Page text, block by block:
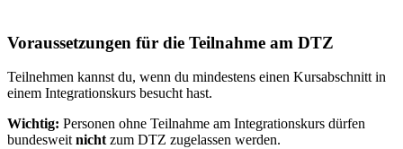
Voraussetzungen für die Teilnahme am DTZ
Teilnehmen kannst du, wenn du mindestens einen Kursabschnitt in
einem Integrationskurs besucht hast.
Wichtig: Personen ohne Teilnahme am Integrationskurs dürfen
bundesweit nicht zum DTZ zugelassen werden.